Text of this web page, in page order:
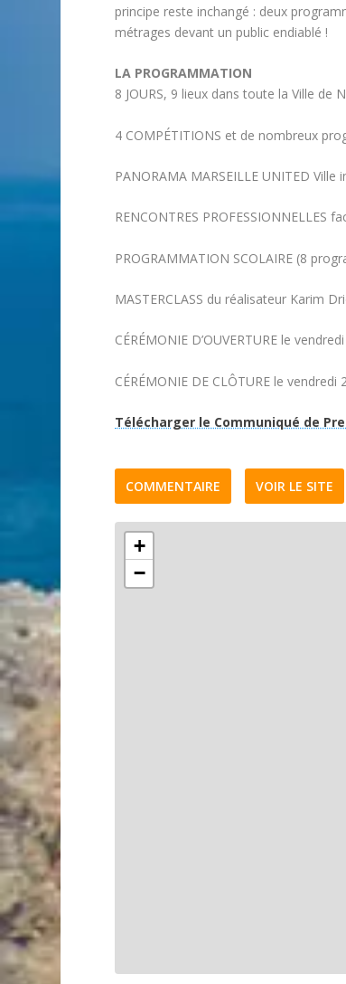
principe reste inchangé : deux
métrages devant un public endiablé !
LA PROGRAMMATION
8 JOURS, 9 lieux dans toute la Ville de
4 COMPÉTITIONS et de nombreux
PANORAMA MARSEILLE UNITED
RENCONTRES
PROGRAMMATION SCOLAIRE (8
MASTERCLASS du réalisateur Karim
CÉRÉMONIE D’OUVERTURE le
CÉRÉMONIE DE CLÔTURE le
Télécharger le Communiqué de
COMMENTAIRE VOIR LE SITE
+
−